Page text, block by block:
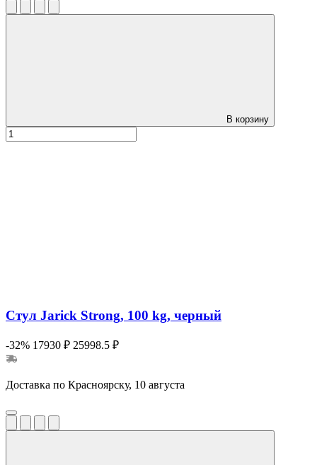
В корзину
Стул Jarick Strong, 100 kg, черный
-32% 17930 ₽ 25998.5 ₽
Доставка по Красноярску, 10 августа